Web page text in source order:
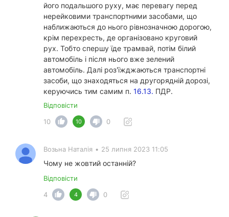
його подальшого руху, має перевагу перед
нерейковими транспортними засобами, що
наближаються до нього рівнозначною дорогою,
крім перехресть, де організовано круговий
рух. Тобто спершу їде трамвай, потім білий
автомобіль і після нього вже зелений
автомобіль. Далі роз'їжджаються транспортні
засоби, що знаходяться на другорядній дорозі,
керуючись тим самим п. 16.13. ПДР.
Відповісти
10
10 0
Возьна Наталія • 25 липня 2023 11:05
Чому не жовтий останній?
Відповісти
4
4 0